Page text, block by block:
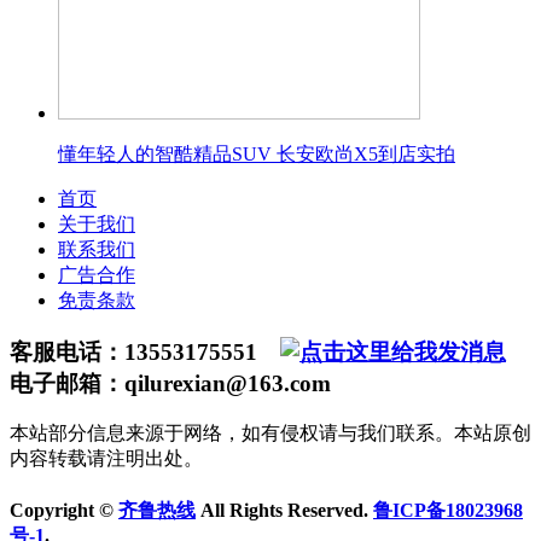
懂年轻人的智酷精品SUV 长安欧尚X5到店实拍
首页
关于我们
联系我们
广告合作
免责条款
客服电话：13553175551
电子邮箱：qilurexian@163.com
本站部分信息来源于网络，如有侵权请与我们联系。本站原创
内容转载请注明出处。
Copyright ©齐鲁热线 All Rights Reserved. 鲁ICP备18023968
号-1.